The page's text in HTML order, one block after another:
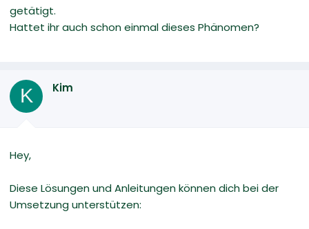
getätigt.
Hattet ihr auch schon einmal dieses Phänomen?
K Kim
Hey,
Diese Lösungen und Anleitungen können dich bei der
Umsetzung unterstützen: